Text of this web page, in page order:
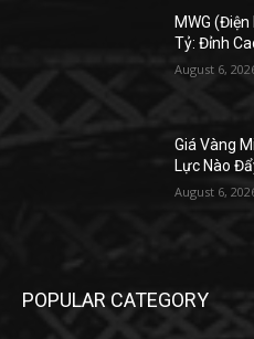
MWG
Tỷ: Đỉnh
August 6,
Giá Vàng
Lực Nào
August 6,
POPULAR CATEGORY